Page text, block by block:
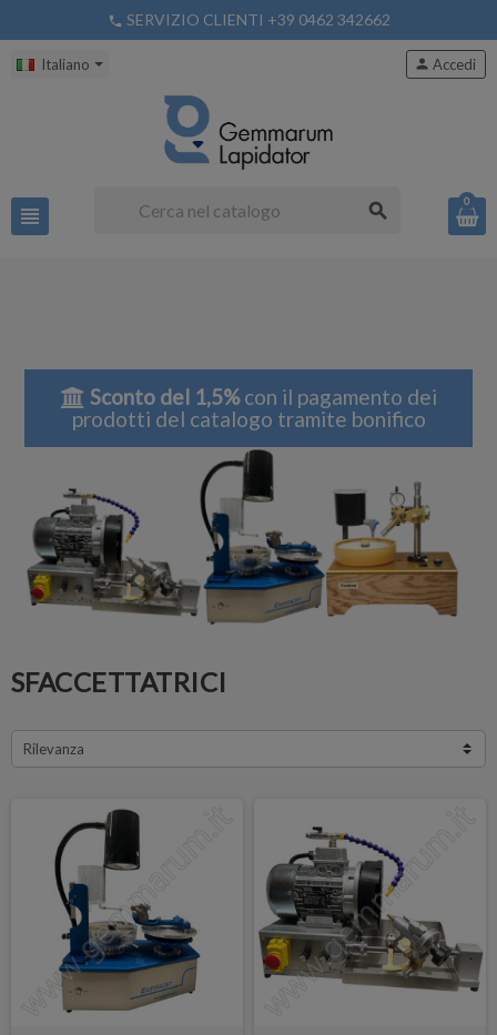
phone SERVIZIO CLIENTI +39 0462 342662
Italiano
view_headline search
person Accedi
0
Sconto del 1,5%con il pagamento dei
prodotti del catalogo tramite bonifico
SFACCETTATRICI
Rilevanza